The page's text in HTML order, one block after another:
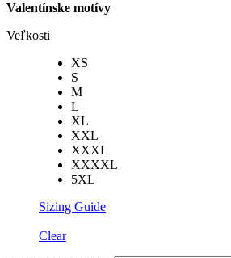
Valentínske motívy
Veľkosti
XS
S
M
L
XL
XXL
XXXL
XXXXL
5XL
Sizing Guide
Clear